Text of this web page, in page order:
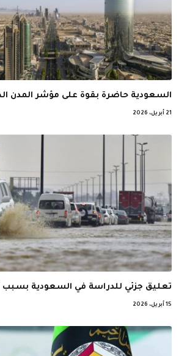
السعودية حاضرة بقوة على مؤشر المدن
21 أبريل، 2026
تعليق جزئي للدراسة في السعودية بسبب
15 أبريل، 2026